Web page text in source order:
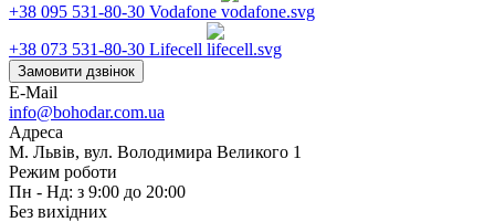
+38 095 531-80-30 Vodafone
+38 073 531-80-30 Lifecell
Замовити дзвінок
E-Mail
info@bohodar.com.ua
Адреса
М. Львів, вул. Володимира Великого 1
Режим роботи
Пн - Нд: з 9:00 до 20:00
Без вихідних